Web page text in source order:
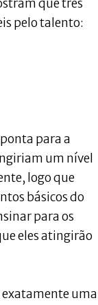
que três
pelo talento:
para a
um nível
logo que
básicos do
para os
eles atingirão
exatamente uma